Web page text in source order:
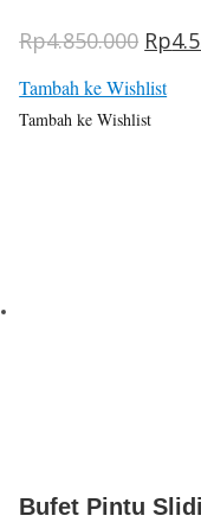
Rp4.850.000 aslinya
adalah:
Rp
Tambah ke Wishlist
Tambah ke Wishlist
Bufet Pintu